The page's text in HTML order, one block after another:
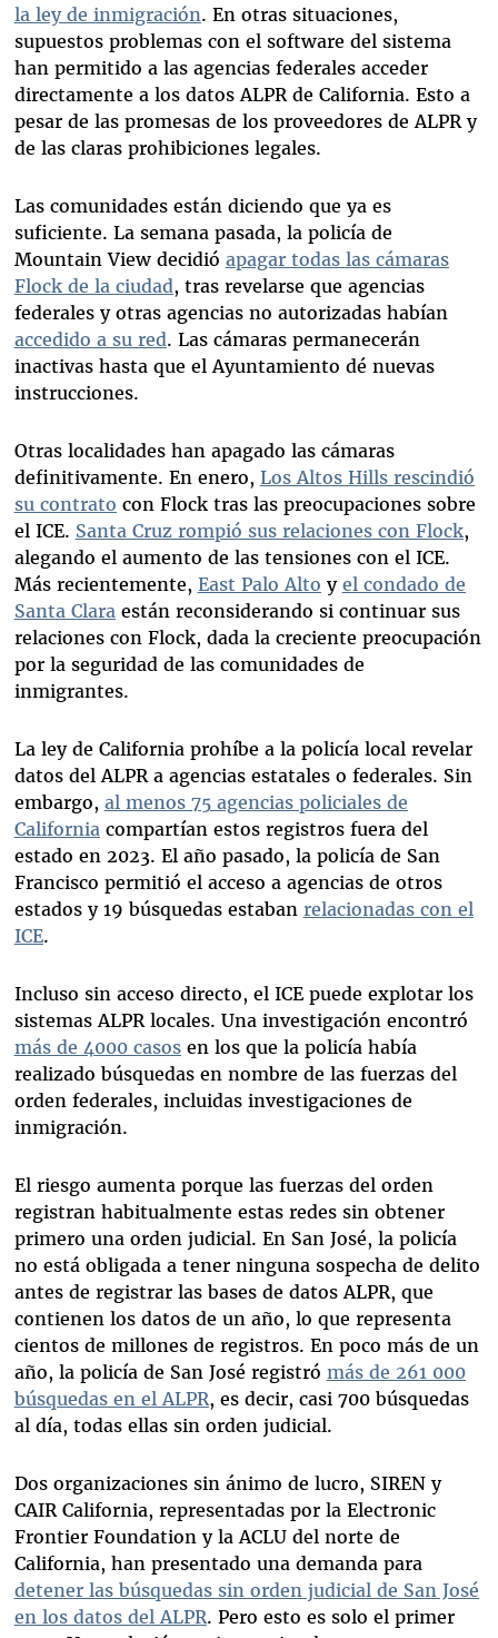
la ley de inmigración. En otras situaciones,
supuestos problemas con el software del sistema
han permitido a las agencias federales acceder
directamente a los datos ALPR de California. Esto a
pesar de las promesas de los proveedores de ALPR y
de las claras prohibiciones legales.
Las comunidades están diciendo que ya es
suficiente. La semana pasada, la policía de
Mountain View decidió apagar todas las cámaras
Flock de la ciudad, tras revelarse que agencias
federales y otras agencias no autorizadas habían
accedido a su red. Las cámaras permanecerán
inactivas hasta que el Ayuntamiento dé nuevas
instrucciones.
Otras localidades han apagado las cámaras
definitivamente. En enero, Los Altos Hills rescindió
su contrato con Flock tras las preocupaciones sobre
el ICE. Santa Cruz rompió sus relaciones con Flock,
alegando el aumento de las tensiones con el ICE.
Más recientemente, East Palo Alto y el condado de
Santa Clara están reconsiderando si continuar sus
relaciones con Flock, dada la creciente preocupación
por la seguridad de las comunidades de
inmigrantes.
La ley de California prohíbe a la policía local revelar
datos del ALPR a agencias estatales o federales. Sin
embargo, al menos 75 agencias policiales de
California compartían estos registros fuera del
estado en 2023. El año pasado, la policía de San
Francisco permitió el acceso a agencias de otros
estados y 19 búsquedas estaban relacionadas con el
ICE.
Incluso sin acceso directo, el ICE puede explotar los
sistemas ALPR locales. Una investigación encontró
más de 4000 casosen los que la policía había
realizado búsquedas en nombre de las fuerzas del
orden federales, incluidas investigaciones de
inmigración.
El riesgo aumenta porque las fuerzas del orden
registran habitualmente estas redes sin obtener
primero una orden judicial. En San José, la policía
no está obligada a tener ninguna sospecha de delito
antes de registrar las bases de datos ALPR, que
contienen los datos de un año, lo que representa
cientos de millones de registros. En poco más de un
año, la policía de San José registró más de 261 000
búsquedas en el ALPR, es decir, casi 700 búsquedas
al día, todas ellas sin orden judicial.
Dos organizaciones sin ánimo de lucro, SIREN y
CAIR California, representadas por la Electronic
Frontier Foundation y la ACLU del norte de
California, han presentado una demanda para
detener las búsquedas sin orden judicial de San José
en los datos del ALPR. Pero esto es solo el primer